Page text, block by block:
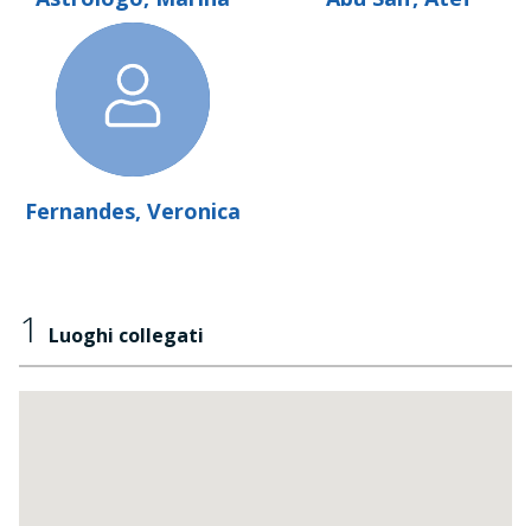
Fernandes, Veronica
1 Luoghi collegati